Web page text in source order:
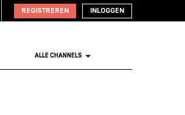
REGISTREREN INLOGGEN
ALLE CHANNELS